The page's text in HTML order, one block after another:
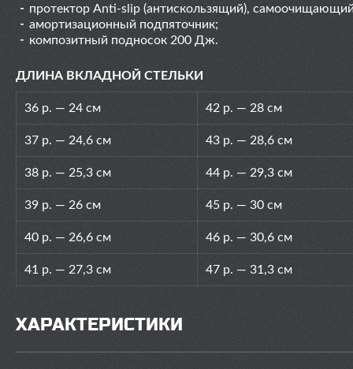
протектор Anti-slip (антискользящий),
амортизационный подпяточник;
композитный подносок 200 Дж.
ДЛИНА ВКЛАДНОЙ СТЕЛЬКИ
36 р. — 24 см 42 р. — 28 см
37 р. — 24,6 см 43 р. — 28,6 см
38 р. — 25,3 см 44 р. — 29,3 см
39 р. — 26 см 45 р. — 30 см
40 р. — 26,6 см 46 р. — 30,6 см
41 р. — 27,3 см 47 р. — 31,3 см
ХАРАКТЕРИСТИКИ